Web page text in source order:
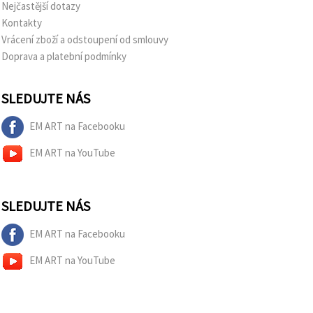
"Uložit"
Přijmout
vše
Nejčastější dotazy
Kontakty
Vrácení zboží a odstoupení od smlouvy
Doprava a platební podmínky
SLEDUJTE NÁS
EM ART na Facebooku
EM ART na YouTube
SLEDUJTE NÁS
EM ART na Facebooku
EM ART na YouTube